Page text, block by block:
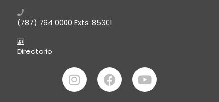
(787) 764 0000 Exts. 85301
Directorio